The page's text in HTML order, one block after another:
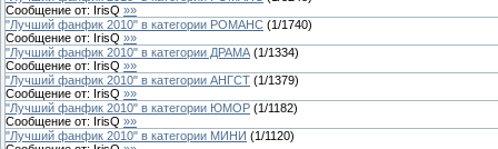
Сообщение от: IrisQ »»
"Лучший фанфик 2010" в категории РОМАНС (1/1740)
Сообщение от: IrisQ »»
"Лучший фанфик 2010" в категории ДРАМА (1/1334)
Сообщение от: IrisQ »»
"Лучший фанфик 2010" в категории АНГСТ (1/1379)
Сообщение от: IrisQ »»
"Лучший фанфик 2010" в категории ЮМОР (1/1182)
Сообщение от: IrisQ »»
"Лучший фанфик 2010" в категории МИНИ (1/1120)